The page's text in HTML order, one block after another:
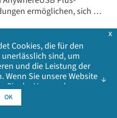
ermöglichen, sich mit
Geldautomaten und
zu verbinden.
industrielle Anwendungen
IoT erörtert den
Plus. Kunden,
Cookies, die für den
sind, um
und die Leistung der
Wenn Sie unsere Website
Sie der Verwendung
Sie auf OK, um Ihr
Cookie-Richtlinie
OK
x